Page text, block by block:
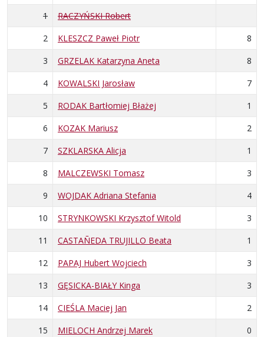
1
RACZYŃSKI Robert
2
KLESZCZ Paweł Piotr
8
3
GRZELAK Katarzyna Aneta
8
4
KOWALSKI Jarosław
7
5
RODAK Bartłomiej Błażej
1
6
KOZAK Mariusz
2
7
SZKLARSKA Alicja
1
8
MALCZEWSKI Tomasz
3
9
WOJDAK Adriana Stefania
4
10
STRYNKOWSKI Krzysztof Witold
3
11
CASTAÑEDA TRUJILLO Beata
1
12
PAPAJ Hubert Wojciech
3
13
GĘSICKA-BIAŁY Kinga
3
14
CIEŚLA Maciej Jan
2
15
MIELOCH Andrzej Marek
0